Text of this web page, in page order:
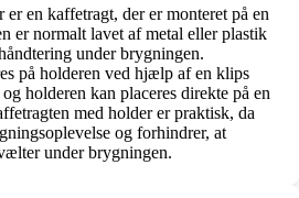
en kaffetragt, der er monteret på en
er normalt lavet af metal eller plastik
under brygningen.
på holderen ved hjælp af en klips
holderen kan placeres direkte på en
med holder er praktisk, da
og forhindrer, at
under brygningen.